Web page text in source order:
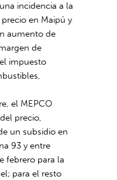
incidencia a la
precio en Maipú y
aumento de
de
impuesto
el MEPCO
precio,
un subsidio en
93 y entre
febrero para la
para el resto